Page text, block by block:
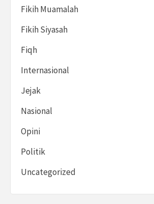
Fikih Muamalah
Fikih Siyasah
Fiqh
Internasional
Jejak
Nasional
Opini
Politik
Uncategorized